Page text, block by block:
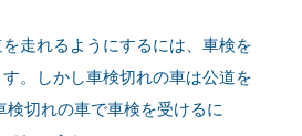
走れるようにするには、車検を
。しかし車検切れの車は公道を
検切れの車で車検を受けるに